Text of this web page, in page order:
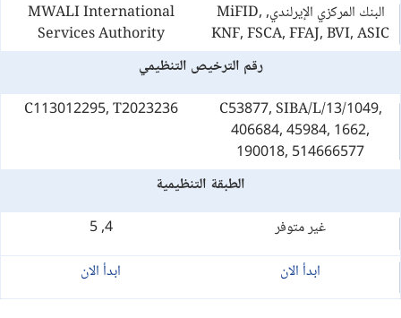
البنك المركزي الإيرلندي, MiFID,
KNF, FSCA, FFAJ, BVI, ASIC
MWALI International
Services Authority
رقم الترخيص التنظيمي
C53877, SIBA/L/13/1049,
406684, 45984, 1662,
190018, 514666577
C113012295, T2023236
الطبقة التنظيمية
غير متوفر
4, 5
ابدأ الان
ابدأ الان